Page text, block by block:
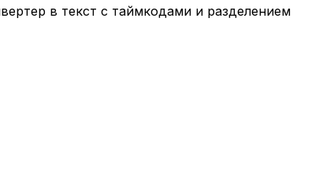
в текст с таймкодами и разделением